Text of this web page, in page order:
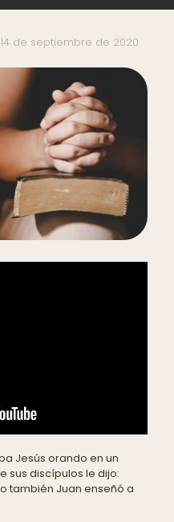
14 de septiembre de 2020
Jesús orando en un
sus discípulos le dijo:
también Juan enseñó a